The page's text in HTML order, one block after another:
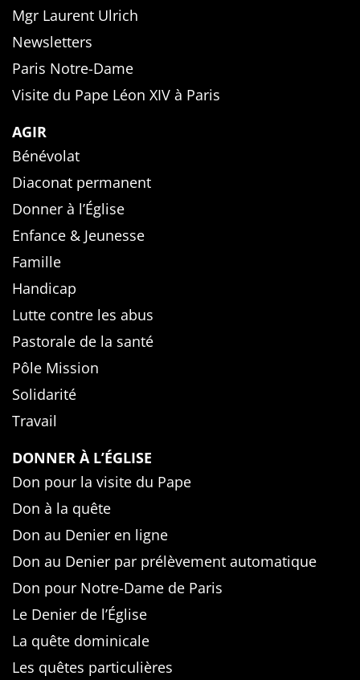
Mgr Laurent Ulrich
Newsletters
Paris Notre-Dame
Visite du Pape Léon XIV à Paris
AGIR
Bénévolat
Diaconat permanent
Donner à l’Église
Enfance & Jeunesse
Famille
Handicap
Lutte contre les abus
Pastorale de la santé
Pôle Mission
Solidarité
Travail
DONNER À L’ÉGLISE
Don pour la visite du Pape
Don à la quête
Don au Denier en ligne
Don au Denier par prélèvement automatique
Don pour Notre-Dame de Paris
Le Denier de l’Église
La quête dominicale
Les quêtes particulières